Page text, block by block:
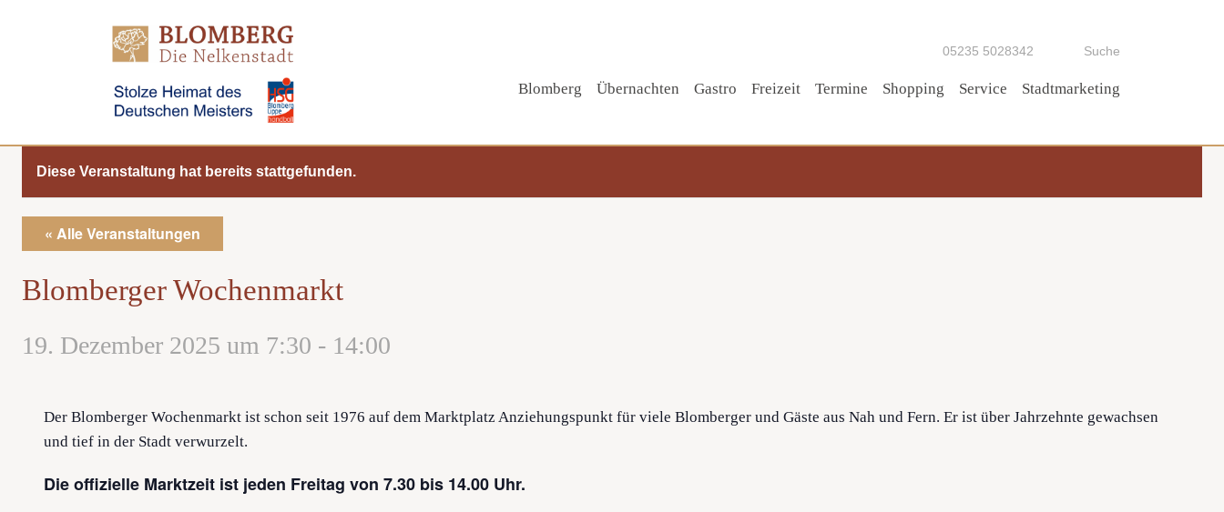
05235 5028342 Suche
Blomberg Übernachten Gastro Freizeit Termine Shopping Service Stadtmarketing
Diese Veranstaltung hat bereits stattgefunden.
« Alle Veranstaltungen
Blomberger Wochenmarkt
19. Dezember 2025 um 7:30 - 14:00
Der Blomberger Wochenmarkt ist schon seit 1976 auf dem Marktplatz Anziehungspunkt für viele Blomberger und Gäste aus Nah und Fern. Er ist über Jahrzehnte gewachsen
und tief in der Stadt verwurzelt.
Die offizielle Marktzeit ist jeden Freitag von 7.30 bis 14.00 Uhr.